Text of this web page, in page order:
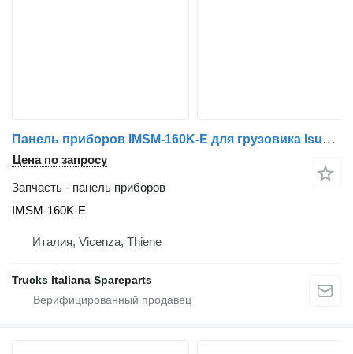
Панель приборов IMSM-160K-E для грузовика Isuzu N2R
Цена по запросу
Запчасть - панель приборов
IMSM-160K-E
Италия, Vicenza, Thiene
Trucks Italiana Spareparts